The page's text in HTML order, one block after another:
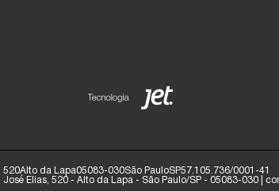
520Alto da Lapa05083-030São PauloSP57.105.736/0001-41
Elias, 520 - Alto da Lapa - São Paulo/SP - 05083-030 |